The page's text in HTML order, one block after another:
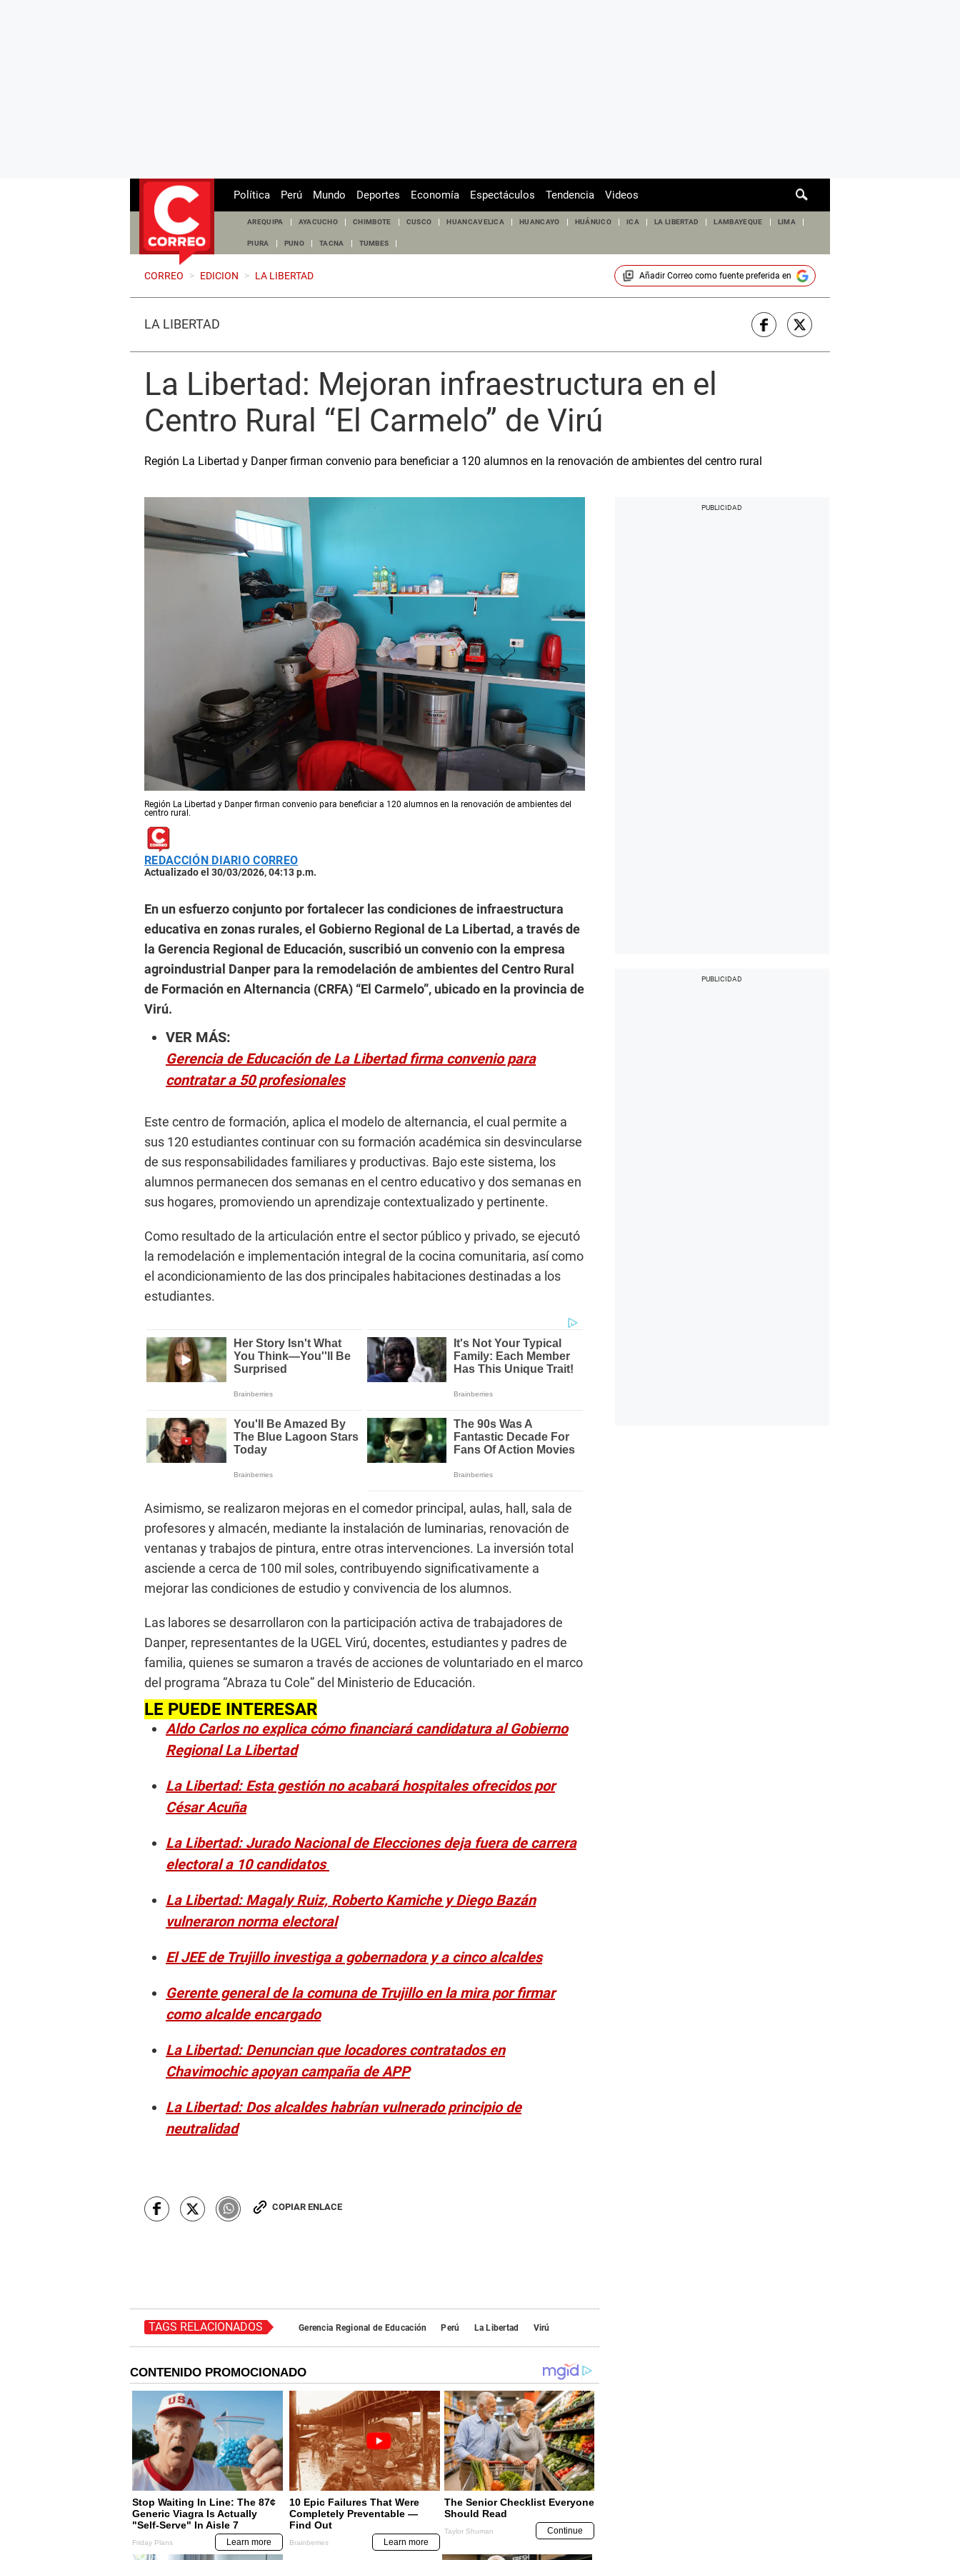
de
Política Perú Mundo Deportes Economía Espectáculos Tendencia Videos
AREQUIPA AYACUCHO CHIMBOTE CUSCO HUANCAVELICA HUANCAYO HUÁNUCO ICA LA LIBERTAD LAMBAYEQUE LIMA
PIURA PUNO TACNA TUMBES
CORREO > EDICION > LA LIBERTAD Añadir Correocomo fuente preferida en
LA LIBERTAD
La Libertad: Mejoran infraestructura en el
Centro Rural “El Carmelo” de Virú
Región La Libertad y Danper firman convenio para beneficiar a 120 alumnos en la renovación de ambientes del centro rural
Región La Libertad y Danper firman convenio para beneficiar a 120 alumnos en la renovación de ambientes del
centro rural.
REDACCIÓN DIARIO CORREO
Actualizado el 30/03/2026, 04:13 p.m.
En un esfuerzo conjunto por fortalecer las condiciones de infraestructura
educativa en zonas rurales, el Gobierno Regional de La Libertad, a través de
la Gerencia Regional de Educación, suscribió un convenio con la empresa
agroindustrial Danper para la remodelación de ambientes del Centro Rural
de Formación en Alternancia (CRFA) “El Carmelo”, ubicado en la provincia de
Virú.
VER MÁS:
Gerencia de Educación de La Libertad firma convenio para
contratar a 50 profesionales
Este centro de formación, aplica el modelo de alternancia, el cual permite a
sus 120 estudiantes continuar con su formación académica sin desvincularse
de sus responsabilidades familiares y productivas. Bajo este sistema, los
alumnos permanecen dos semanas en el centro educativo y dos semanas en
sus hogares, promoviendo un aprendizaje contextualizado y pertinente.
Como resultado de la articulación entre el sector público y privado, se ejecutó
la remodelación e implementación integral de la cocina comunitaria, así como
el acondicionamiento de las dos principales habitaciones destinadas a los
estudiantes.
Asimismo, se realizaron mejoras en el comedor principal, aulas, hall, sala de
profesores y almacén, mediante la instalación de luminarias, renovación de
ventanas y trabajos de pintura, entre otras intervenciones. La inversión total
asciende a cerca de 100 mil soles, contribuyendo significativamente a
mejorar las condiciones de estudio y convivencia de los alumnos.
Las labores se desarrollaron con la participación activa de trabajadores de
Danper, representantes de la UGEL Virú, docentes, estudiantes y padres de
familia, quienes se sumaron a través de acciones de voluntariado en el marco
del programa “Abraza tu Cole” del Ministerio de Educación.
LE PUEDE INTERESAR
Aldo Carlos no explica cómo financiará candidatura al Gobierno
Regional La Libertad
La Libertad: Esta gestión no acabará hospitales ofrecidos por
César Acuña
La Libertad: Jurado Nacional de Elecciones deja fuera de carrera
electoral a 10 candidatos
La Libertad: Magaly Ruiz, Roberto Kamiche y Diego Bazán
vulneraron norma electoral
El JEE de Trujillo investiga a gobernadora y a cinco alcaldes
Gerente general de la comuna de Trujillo en la mira por firmar
como alcalde encargado
La Libertad: Denuncian que locadores contratados en
Chavimochic apoyan campaña de APP
La Libertad: Dos alcaldes habrían vulnerado principio de
neutralidad
COPIAR ENLACE
TAGS RELACIONADOS Gerencia Regional de Educación Perú La Libertad Virú